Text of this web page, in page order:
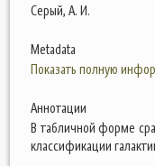
Серый, А. И.
Metadata
Показать полную
Аннотации
В табличной форме
классификации